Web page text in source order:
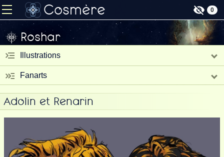
Cosmère 0
Roshar
Illustrations
Fanarts
Adolin et Renarin